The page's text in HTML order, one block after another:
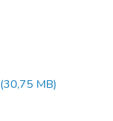
(30,75 MB)